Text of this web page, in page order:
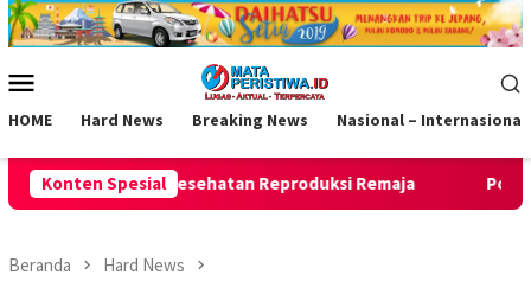
Loncat
ke
Mobile
HOME Hard News Breaking News Nasional – Internasional
Konten Spesial
Reproduksi Remaja Polresta Bandung gerebek gudang
Beranda Hard News